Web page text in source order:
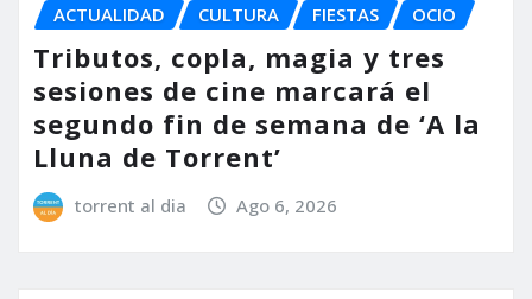
ACTUALIDAD CULTURA FIESTAS OCIO
Tributos, copla, magia y tres
sesiones de cine marcará el
segundo fin de semana de ‘A la
Lluna de Torrent’
torrent al dia Ago 6, 2026